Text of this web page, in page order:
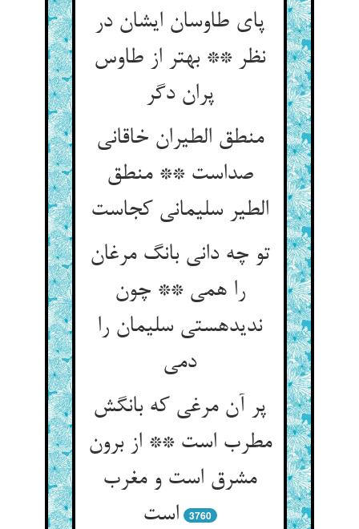
پای طاوسان ایشان در
نظر ** بهتر از طاوس
پران دگر
منطق الطیران خاقانی
صداست ** منطق
الطیر سلیمانی کجاست‏
تو چه دانی بانگ مرغان
را همی ** چون
ندیده‏ستی سلیمان را
دمی‏
پر آن مرغی که بانگش
مطرب است ** از برون
مشرق است و مغرب
است‏
3760